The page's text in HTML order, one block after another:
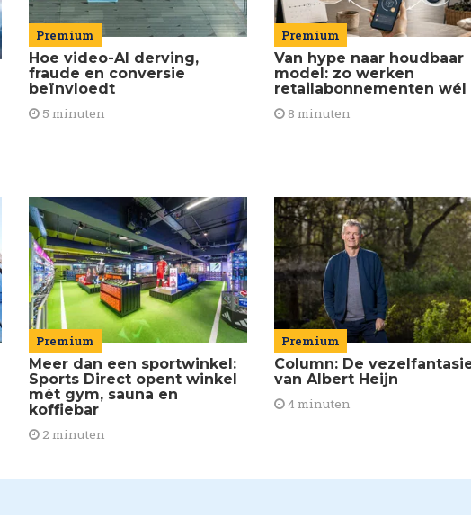
Premium
Hoe video-AI derving,
fraude en conversie
beïnvloedt
5 minuten
Premium
Van hype naar houdbaar
model: zo werken
retailabonnementen wél
8 minuten
Premium
Meer dan een sportwinkel:
Sports Direct opent winkel
mét gym, sauna en
koffiebar
2 minuten
Premium
Column: De
van Albert Heijn
4 minuten